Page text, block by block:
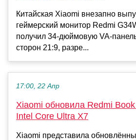
Китайская Xiaomi внезапно
геймерский монитор Redmi
получил 34-дюймовую VA-
сторон 21:9, разре...
17:00, 22 Апр
Xiaomi обновила Redmi
Intel Core Ultra X7
Xiaomi представила